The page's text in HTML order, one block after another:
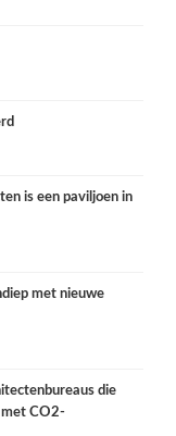
is een paviljoen in
met nieuwe
die
CO2-